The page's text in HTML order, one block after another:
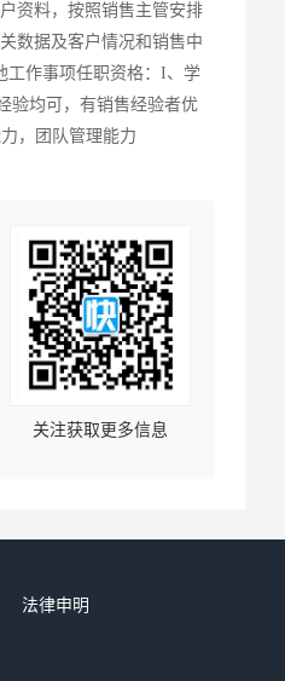
资料，按照销售主管安排
数据及客户情况和销售中
工作事项任职资格：I、学
验均可，有销售经验者优
，团队管理能力
关注获取更多信息
法律申明